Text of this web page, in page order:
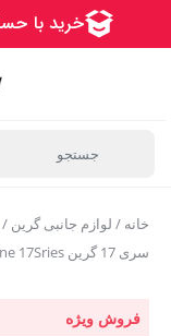
خانه / لوازم جانبی گرین /
سری 17 گرین Green Lion Magsafe Delgado Case iPhone 17Sries
فروش ویژه